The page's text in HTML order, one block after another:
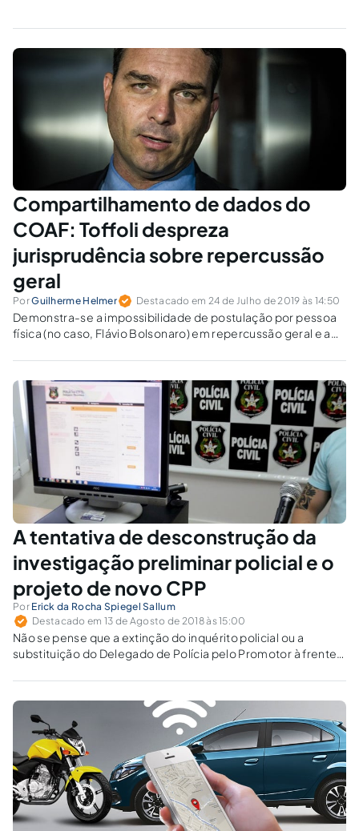
Compartilhamento de dados do
COAF: Toffoli despreza
jurisprudência sobre repercussão
geral
PorGuilherme Helmer Destacado em 24 de Julho de 2019 às 14:50
Demonstra-se a impossibilidade de postulação por pessoa
física (no caso, Flávio Bolsonaro) em repercussão geral e a
tema e a decisão da Corte, o que também foi desrespeitado
por Dias Toffoli no caso COAF.
A tentativa de desconstrução da
investigação preliminar policial e o
projeto de novo CPP
Por Erick da Rocha Spiegel Sallum
Destacado em 13 de Agosto de 2018 às 15:00
Não se pense que a extinção do inquérito policial ou a
substituição do Delegado de Polícia pelo Promotor à frente
único resultado dessa reforma será ainda mais ruído no fluxo
de trabalho entre Polícia Judiciária e Ministério Público.